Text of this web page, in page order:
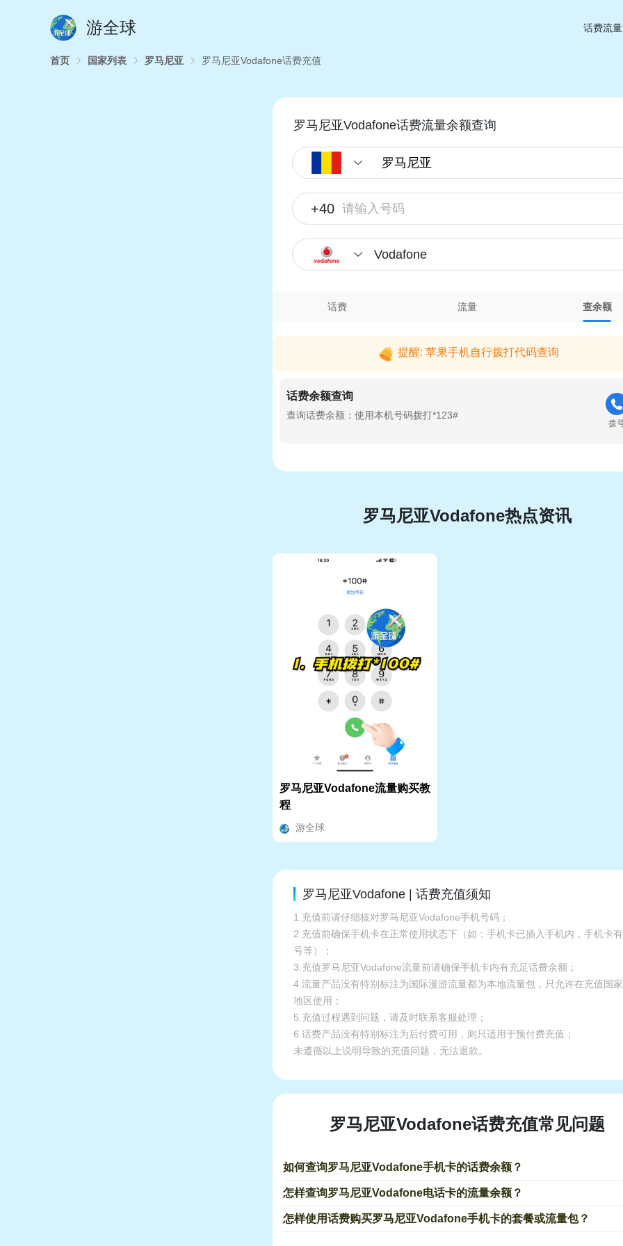
游全球 话费流
首页 国家列表 罗马尼亚 罗马尼亚Vodafone话费充值
罗马尼亚Vodafone话费流量余额查询
+40
Vodafone
话费 流量 查余额
提醒: 苹果手机自行拨打代码查询
话费余额查询
查询话费余额：使用本机号码拨打*123#
拨
罗马尼亚Vodafone热点资讯
罗马尼亚Vodafone流量购买教
程
游全球
罗马尼亚Vodafone | 话费充值须知
1.充值前请仔细核对罗马尼亚Vodafone手机号码；
2.充值前确保手机卡在正常使用状态下（如：手机卡已插入手机内，手机卡
号等）；
3.充值罗马尼亚Vodafone流量前请确保手机卡内有充足话费余额；
4.流量产品没有特别标注为国际漫游流量都为本地流量包，只允许在充值国
地区使用；
5.充值过程遇到问题，请及时联系客服处理；
6.话费产品没有特别标注为后付费可用，则只适用于预付费充值；
未遵循以上说明导致的充值问题，无法退款。
罗马尼亚Vodafone话费充值常见问题
如何查询罗马尼亚Vodafone手机卡的话费余额？
怎样查询罗马尼亚Vodafone电话卡的流量余额？
怎样使用话费购买罗马尼亚Vodafone手机卡的套餐或流量包？